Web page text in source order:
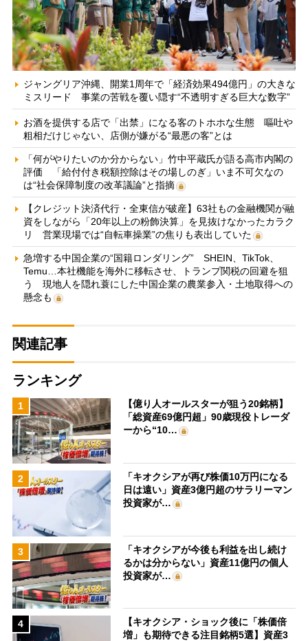
ジャングリア沖縄、開業1周年で「経済効果494億円」の大きな
ミスリード 事業の苦戦を覆い隠す“不透明すぎる巨大な数字”
お酒を提供する店で「出禁」になる客のトホホな生態 嘔吐や
粗相だけじゃない、店側が嫌がる“最悪の客”とは
「何がやりたいのか分からない」竹中平蔵氏が語る高市内閣の
評価 「給付付き税額控除はその場しのぎ」いま不可欠なの
は“社会保障制度の改革議論”と指摘
【クレジット決済代行・全東信が破産】63社もの金融機関が融
資をしながら「20年以上の粉飾決算」を見抜けなかったカラク
リ 営業現場では“自転車操業”の焦りも表出していた
急増する中国企業の“国籍ロンダリング” SHEIN、TikTok、
Temu…本社機能を海外に移転させ、トランプ関税の回避を狙
う 現地人を隠れ蓑にした中国企業の農業参入・土地取得への
懸念も
関連記事
ランキング
1
【億り人オールスターが狙う20銘柄】
「総資産69億円超」90歳現役トレーダ
ーから“10…
2
「キオクシアが再び株価10万円になる
日は遠い」資産3億円超のサラリーマン
投資家が…
3
「キオクシアが今後も利益を出し続け
るかは分からない」資産11億円の個人
投資家が…
4
【キオクシア・ショック後に「株価倍
増」も期待できる注目銘柄5選】資産3